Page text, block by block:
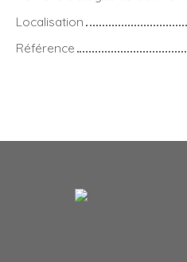
Localisation
Référence